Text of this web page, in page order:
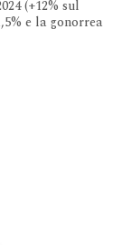
(+12% sul
e la gonorrea